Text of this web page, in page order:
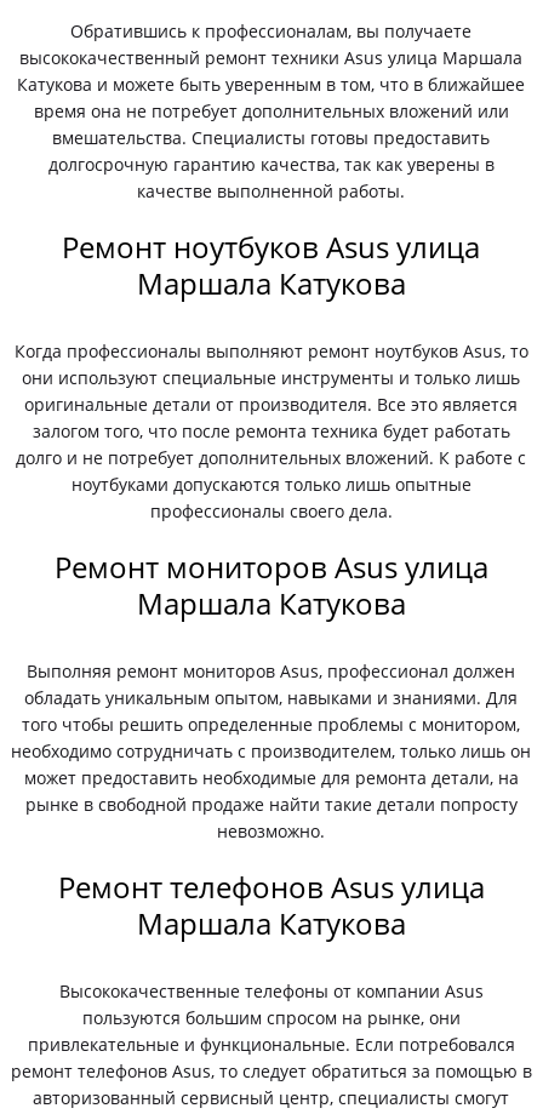
Обратившись к профессионалам, вы получаете
высококачественный ремонт техники Asus улица Маршала
Катукова и можете быть уверенным в том, что в ближайшее
время она не потребует дополнительных вложений или
вмешательства. Специалисты готовы предоставить
долгосрочную гарантию качества, так как уверены в
качестве выполненной работы.
Ремонт ноутбуков Asus улица
Маршала Катукова
Когда профессионалы выполняют ремонт ноутбуков Asus, то
они используют специальные инструменты и только лишь
оригинальные детали от производителя. Все это является
залогом того, что после ремонта техника будет работать
долго и не потребует дополнительных вложений. К работе с
ноутбуками допускаются только лишь опытные
профессионалы своего дела.
Ремонт мониторов Asus улица
Маршала Катукова
Выполняя ремонт мониторов Asus, профессионал должен
обладать уникальным опытом, навыками и знаниями. Для
того чтобы решить определенные проблемы с монитором,
необходимо сотрудничать с производителем, только лишь он
может предоставить необходимые для ремонта детали, на
рынке в свободной продаже найти такие детали попросту
невозможно.
Ремонт телефонов Asus улица
Маршала Катукова
Высококачественные телефоны от компании Asus
пользуются большим спросом на рынке, они
привлекательные и функциональные. Если потребовался
ремонт телефонов Asus, то следует обратиться за помощью в
авторизованный сервисный центр, специалисты смогут